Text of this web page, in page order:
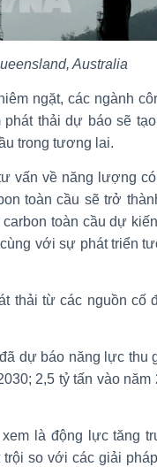
Australia
ngặt, các ngành
phát thải dự báo sẽ
trong tương lai.
vấn về năng lượng
toàn cầu sẽ trở
toàn cầu dự
với sự phát triển
thải từ các nguồn cố
dự báo năng lực thu
2,5 tỷ tấn vào năm
là động lực tăng
so với các giải